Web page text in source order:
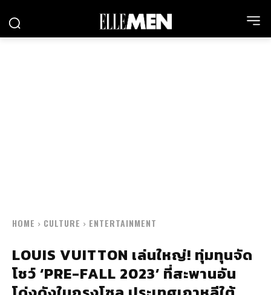
HOME CULTURE ENTERTAINMENT
LOUIS VUITTON เล่นใหญ่! ทุ่มทุนจัด
โชว์ ‘PRE-FALL 2023’ ที่สะพานอัน